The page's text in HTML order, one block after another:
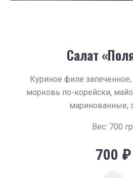
Салат
Куриное филе
морковь по-корейски,
маринованные,
Вес: 700
700 ₽